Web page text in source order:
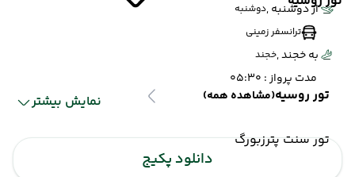
تور روسیه(مشاهده همه)
تور سنت پترزبورگ
از دوشنبه ,دوشنبه
ترانسفر زمینی
به خجند ,خجند
مدت پرواز : 05:30
نمایش بیشتر
(16 مهر 1404 ساعت :
دانلود پکیج